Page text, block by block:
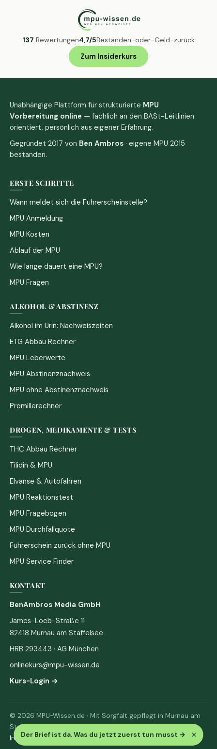
Der Brief ist da. Was du jetzt zuerst tun musst → ×
137 Bewertungen4,7/5Bestanden-oder-Geld-zurück
Zum Insiderkurs
Unabhängige Plattform für strukturierte MPU
Vorbereitung online — fachlich an den BASt-Leitlinien
orientiert, persönlich aus eigener Erfahrung.
Gegründet 2017 von Ben Ambros · eigene MPU 2015
bestanden.
ERSTE SCHRITTE
Wann meldet sich die Führerscheinstelle?
MPU Anmeldung
MPU Kosten
Ablauf der MPU
Wie lange dauert eine MPU?
MPU Fragen
ALKOHOL & ABSTINENZ
Alkohol im Urin: Nachweiszeiten
ETG Abbau Rechner
MPU Leberwerte
MPU Abstinenznachweis
MPU ohne Abstinenznachweis
Promillerechner
DROGEN, MEDIKAMENTE & TESTS
THC Abbau Rechner
Tilidin & MPU
Elvanse & Autofahren
MPU Reaktionstest
MPU Fragebogen
MPU Durchfallquote
Führerschein zurück ohne MPU
MPU Service Finder
KONTAKT
BenAmbros Media GmbH
James-Loeb-Straße 11
82418 Murnau am Staffelsee
HRB 293443 · AG München
onlinekurs@mpu-wissen.de
Kurs-Login →
© 2026 MPU-Wissen.de · Mit Sorgfalt gepflegt in Murnau am
Staffelsee
Impressum· Datenschutz & AGB